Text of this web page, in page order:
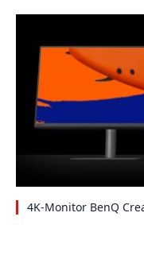
4K-Monitor BenQ